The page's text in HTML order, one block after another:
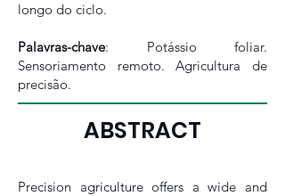
longo do ciclo.
Palavras-chave: Potássio foliar.
Sensoriamento remoto. Agricultura de
precisão.
ABSTRACT
Precision agriculture offers a wide and